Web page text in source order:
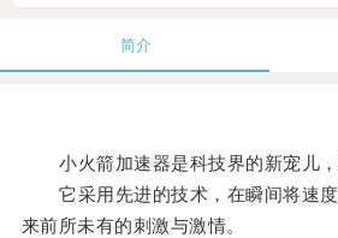
简介
小火箭加速器是科技界的新宠儿，
它采用先进的技术，在瞬间将速度
来前所未有的刺激与激情。